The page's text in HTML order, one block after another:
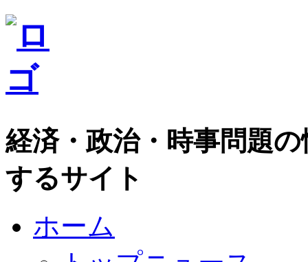
経済・政治・時事問題
するサイト
ホーム